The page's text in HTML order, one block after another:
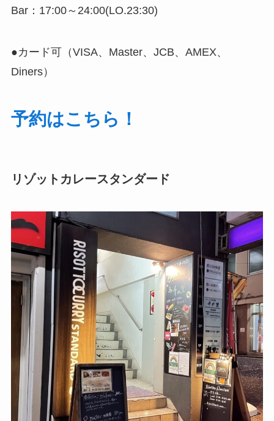
Bar：17:00～24:00(LO.23:30)
●カード可（VISA、Master、JCB、AMEX、
Diners）
予約はこちら！
リゾットカレースタンダード